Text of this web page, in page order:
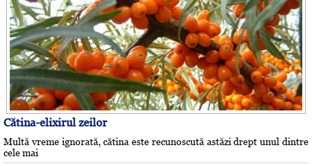
Cătina-elixirul zeilor
Multă vreme ignorată, cătina este recunoscută astăzi drept unul dintre
cele mai